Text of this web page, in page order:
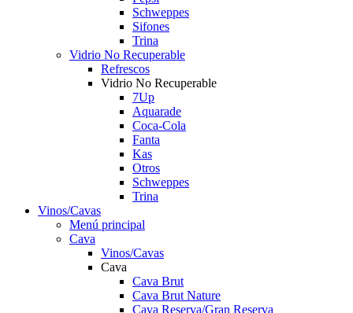
Schweppes
Sifones
Trina
Vidrio No Recuperable
Refrescos
Vidrio No Recuperable
7Up
Aquarade
Coca-Cola
Fanta
Kas
Otros
Schweppes
Trina
Vinos/Cavas
Menú principal
Cava
Vinos/Cavas
Cava
Cava Brut
Cava Brut Nature
Cava Reserva/Gran Reserva